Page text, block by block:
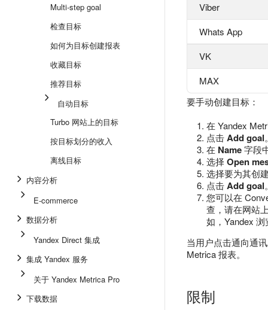
Multi-step goal
检查目标
如何为目标创建报表
收藏目标
推荐目标
自动目标
Turbo 网站上的目标
按目标划分的收入
离线目标
内容分析
E-commerce
数据分析
Yandex Direct 集成
集成 Yandex 服务
关于 Yandex Metrica Pro
下载数据
Viber
Whats App
VK
MAX
要手动创建目标：
在 Yandex
点击Add goal
在 Name字段
选择 Open
选择要为其创
点击Add goal
您可以在
查，请在网站
如，Yandex
当用户点击通向通
Metrica 报表。
限制